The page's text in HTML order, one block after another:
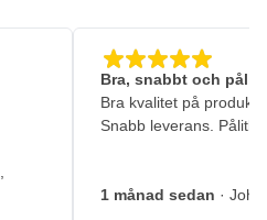
Bra, snabbt och
Bra kvalitet på
Snabb leverans.
1 månad sedan ·